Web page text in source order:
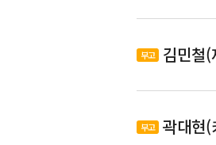
(부고)박경
부고 김민철
(부고)김민
부고 곽대현(